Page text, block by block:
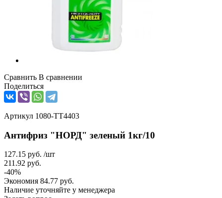
Сравнить В сравнении
Поделиться
Артикул 1080-ТТ4403
Антифриз "НОРД" зеленый 1кг/10
127.15 руб. /шт
211.92 руб.
-40%
Экономия 84.77 руб.
Наличие уточняйте у менеджера